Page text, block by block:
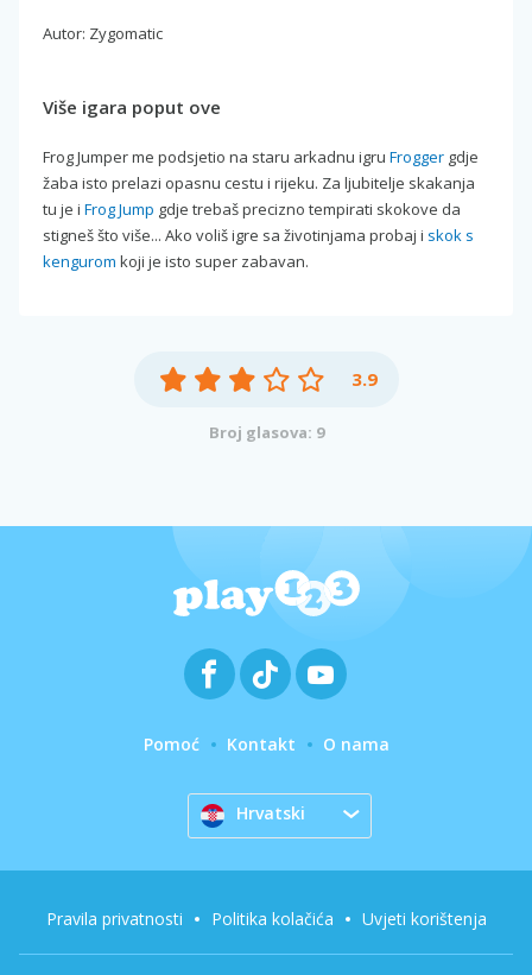
Autor: Zygomatic
Više igara poput ove
Frog Jumper me podsjetio na staru arkadnu igru Frogger gdje
žaba isto prelazi opasnu cestu i rijeku. Za ljubitelje skakanja
tu je i Frog Jump gdje trebaš precizno tempirati skokove da
stigneš što više... Ako voliš igre sa životinjama probaj i skok s
kengurom koji je isto super zabavan.
3.9
Broj glasova: 9
Pomoć Kontakt O nama
Hrvatski
Pravila privatnosti Politika kolačića Uvjeti korištenja